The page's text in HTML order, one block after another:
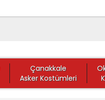
Çanakkale
Asker Kostümleri